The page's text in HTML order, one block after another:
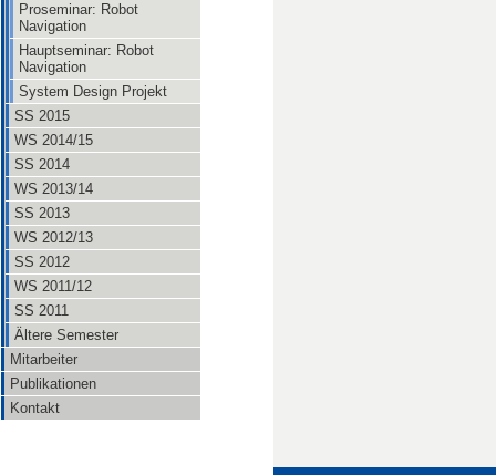
Proseminar: Robot
Navigation
Hauptseminar: Robot
Navigation
System Design Projekt
SS 2015
WS 2014/15
SS 2014
WS 2013/14
SS 2013
WS 2012/13
SS 2012
WS 2011/12
SS 2011
Ältere Semester
Mitarbeiter
Publikationen
Kontakt